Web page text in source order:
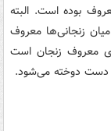
بوده است. البته
زنجانی‌ها معروف
معروف زنجان است
دست دوخته می‌شود.